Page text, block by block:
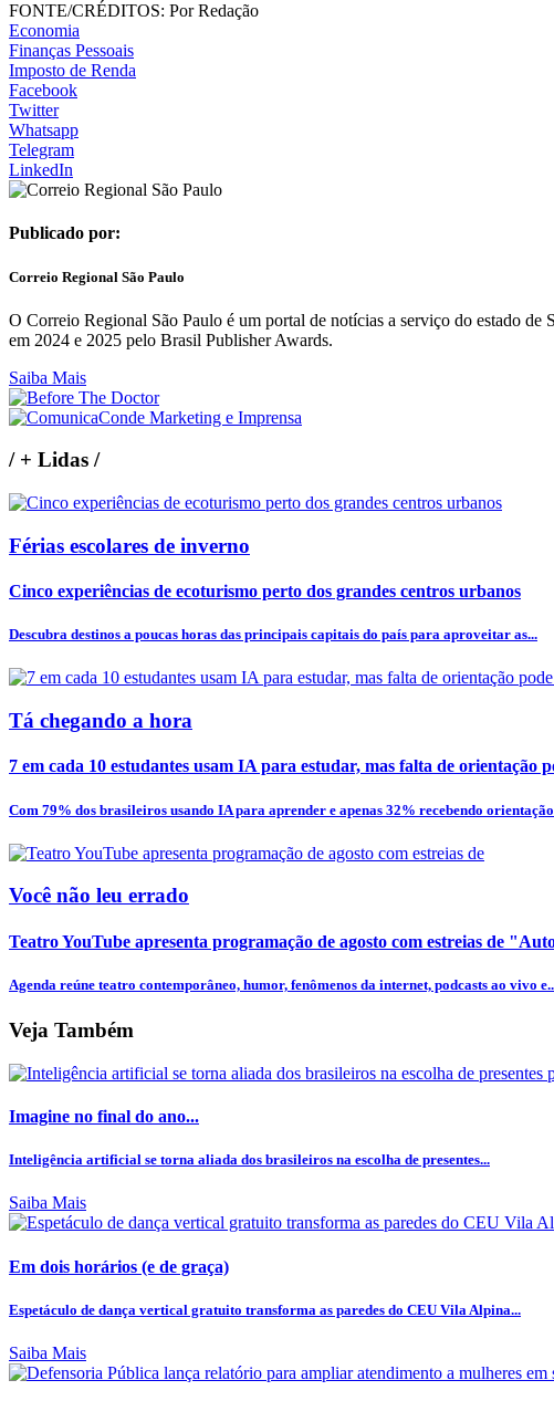
FONTE/CRÉDITOS: Por Redação
Economia
Finanças Pessoais
Imposto de Renda
Facebook
Twitter
Whatsapp
Telegram
LinkedIn
Publicado por:
Correio Regional São Paulo
O Correio Regional São Paulo é um portal de notícias a serviço do estado
em 2024 e 2025 pelo Brasil Publisher Awards.
Saiba Mais
/+ Lidas /
Férias escolares de inverno
Cinco experiências de ecoturismo perto dos grandes centros urbanos
Descubra destinos a poucas horas das principais capitais do país para aproveitar as...
Tá chegando a hora
7 em cada 10 estudantes usam IA para estudar, mas falta de orientação
Com 79% dos brasileiros usando IA para aprender e apenas 32% recebendo
Você não leu errado
Teatro YouTube apresenta programação de agosto com estreias de
Agenda reúne teatro contemporâneo, humor, fenômenos da internet, podcasts ao vivo
Veja Também
Imagine no final do ano...
Inteligência artificial se torna aliada dos brasileiros na escolha de presentes...
Saiba Mais
Em dois horários (e de graça)
Espetáculo de dança vertical gratuito transforma as paredes do CEU Vila Alpina...
Saiba Mais